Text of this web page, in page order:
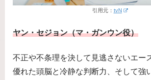
引用元： tvN
ヤン・セジョン（マ・ガンウン役）
不正や不条理を決して見逃さないエー
優れた頭脳と冷静な判断力、そして強